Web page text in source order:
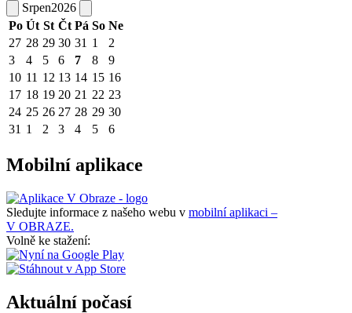
Srpen2026
Po Út St Čt Pá So Ne
27 28 29 30 31 1
2
3
4 5 6 7 8
9
10 11 12 13 14 15 16
17 18 19 20 21 22 23
24 25 26 27 28 29 30
31 1 2 3 4 5 6
Mobilní aplikace
Sledujte informace z našeho webu v mobilní aplikaci –
V OBRAZE.
Volně ke stažení:
Aktuální počasí